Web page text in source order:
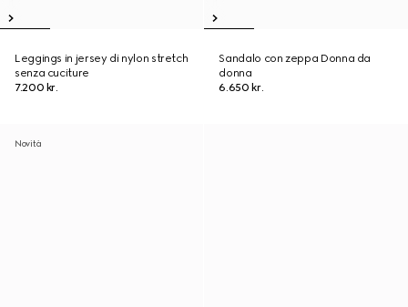
Leggings in jersey di nylon stretch
senza cuciture
7.200 kr.
Sandalo con zeppa Donna da
donna
6.650 kr.
Novità